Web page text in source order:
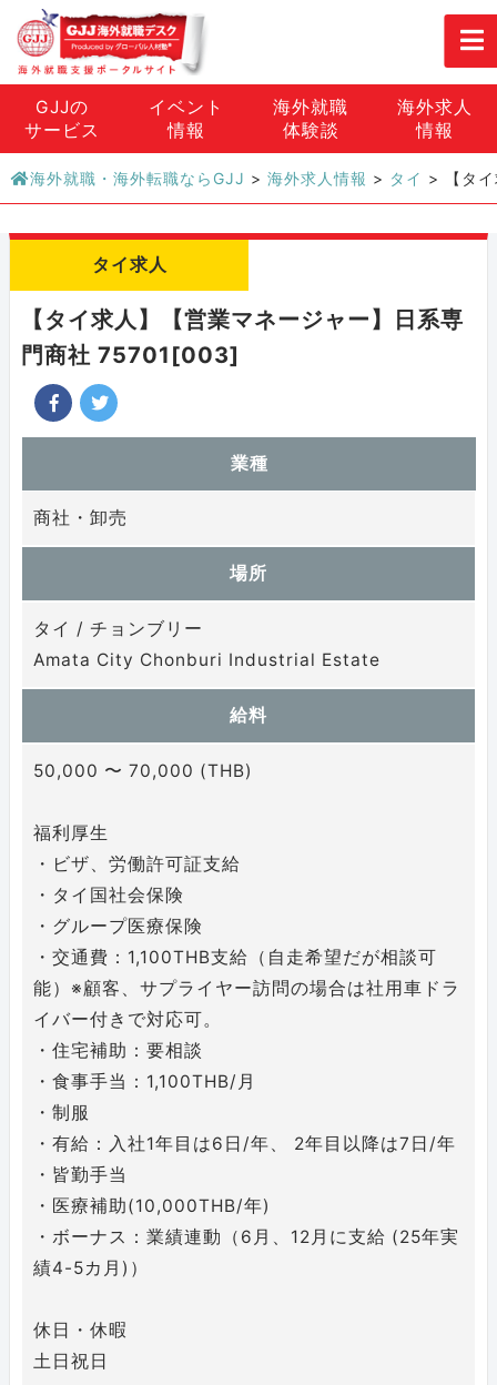
GJJの
サービス
イベント
情報
海外就職
体験談
海外求人
情報
海外就職・海外転職ならGJJ > 海外求人情報 > タイ > 【タ
タイ求人
【タイ求人】【営業マネージャー】日系専
門商社 75701[003]
業種
商社・卸売
場所
タイ / チョンブリー
Amata City Chonburi Industrial Estate
給料
50,000 〜 70,000 (THB)
福利厚生
・ビザ、労働許可証支給
・タイ国社会保険
・グループ医療保険
・交通費：1,100THB支給（自走希望だが相談可
能）※顧客、サプライヤー訪問の場合は社用車ドラ
イバー付きで対応可。
・住宅補助：要相談
・食事手当：1,100THB/月
・制服
・有給：入社1年目は6日/年、 2年目以降は7日/年
・皆勤手当
・医療補助(10,000THB/年)
・ボーナス：業績連動（6月、12月に支給 (25年実
績4-5カ月)）
休日・休暇
土日祝日